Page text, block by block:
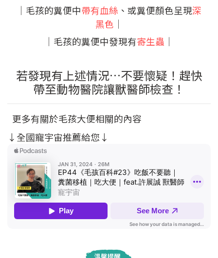
│毛孩的糞便中帶有血絲 、或糞便顏色呈現深
黑色 │
│毛孩的糞便中發現有寄生蟲 │
若發現有上述情況…不要懷疑！趕快
帶至動物醫院讓獸醫師檢查！
更多有關於毛孩大便相關的內容
↓全國寵宇宙推薦給您↓